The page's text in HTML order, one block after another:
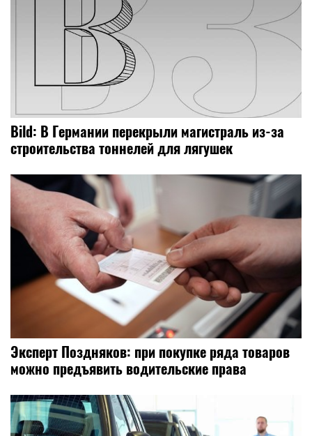
Bild: В Германии перекрыли магистраль из-за
строительства тоннелей для лягушек
Эксперт Поздняков: при покупке ряда товаров
можно предъявить водительские права